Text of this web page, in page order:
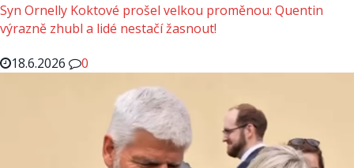
Syn Ornelly Koktové prošel velkou proměnou: Quentin
výrazně zhubl a lidé nestačí žasnout!
18.6.2026
0